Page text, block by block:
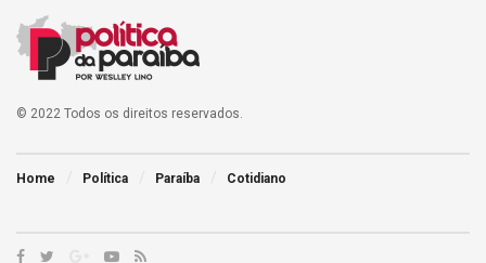
© 2022 Todos os direitos reservados.
Home Política Paraíba Cotidiano